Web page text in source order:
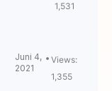
1,531
Juni 4,
2021
Views:
1,355